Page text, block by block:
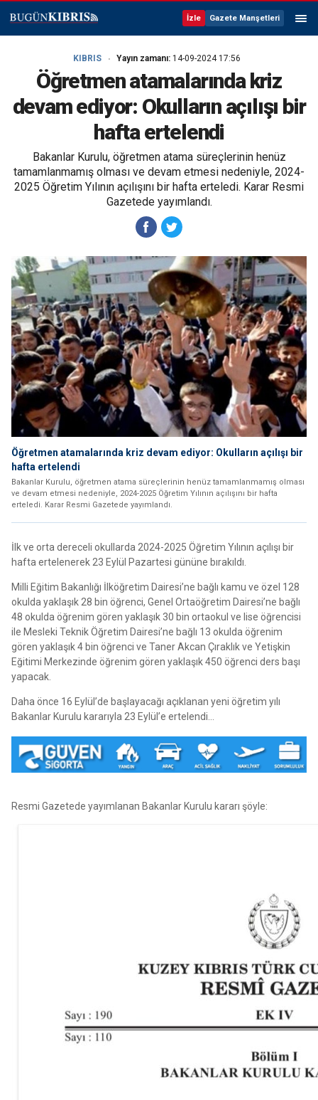
İzle Gazete Manşetleri
KIBRIS Yayın zamanı: 14-09-2024 17:56
Öğretmen atamalarında kriz
devam ediyor: Okulların açılışı bir
hafta ertelendi
Bakanlar Kurulu, öğretmen atama süreçlerinin henüz
tamamlanmamış olması ve devam etmesi nedeniyle, 2024-
2025 Öğretim Yılının açılışını bir hafta erteledi. Karar Resmi
Gazetede yayımlandı.
Öğretmen atamalarında kriz devam ediyor: Okulların açılışı bir
hafta ertelendi
Bakanlar Kurulu, öğretmen atama süreçlerinin henüz tamamlanmamış olması
ve devam etmesi nedeniyle, 2024-2025 Öğretim Yılının açılışını bir hafta
erteledi. Karar Resmi Gazetede yayımlandı.
İlk ve orta dereceli okullarda 2024-2025 Öğretim Yılının açılışı bir
hafta ertelenerek 23 Eylül Pazartesi gününe bırakıldı.
Milli Eğitim Bakanlığı İlköğretim Dairesi’ne bağlı kamu ve özel 128
okulda yaklaşık 28 bin öğrenci, Genel Ortaöğretim Dairesi’ne bağlı
48 okulda öğrenim gören yaklaşık 30 bin ortaokul ve lise öğrencisi
ile Mesleki Teknik Öğretim Dairesi’ne bağlı 13 okulda öğrenim
gören yaklaşık 4 bin öğrenci ve Taner Akcan Çıraklık ve Yetişkin
Eğitimi Merkezinde öğrenim gören yaklaşık 450 öğrenci ders başı
yapacak.
Daha önce 16 Eylül’de başlayacağı açıklanan yeni öğretim yılı
Bakanlar Kurulu kararıyla 23 Eylül’e ertelendi…
Resmi Gazetede yayımlanan Bakanlar Kurulu kararı şöyle: